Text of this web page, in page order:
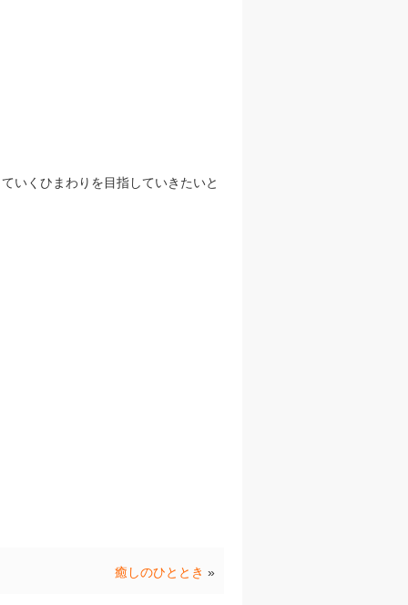
いくひまわりを目指していきたいと
癒しのひととき »